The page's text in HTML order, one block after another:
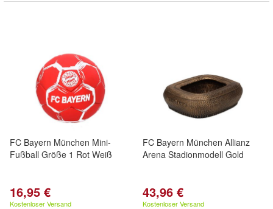
FC Bayern München Mini-
Fußball Größe 1 Rot Weiß
16,95 €
Kostenloser Versand
FC Bayern München Allianz
Arena Stadionmodell Gold
43,96 €
Kostenloser Versand